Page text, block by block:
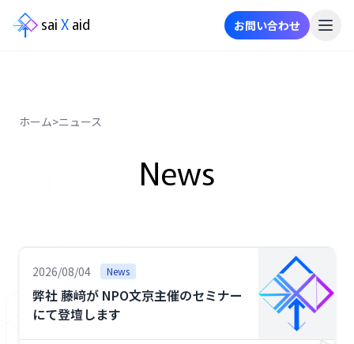
saiXaid お問い合わせ
ニ
ュ
ー
ス
ホーム>ニュース
News
2026/08/04 News
弊社 藤﨑が NPO文京主催のセミナー
にて登壇します